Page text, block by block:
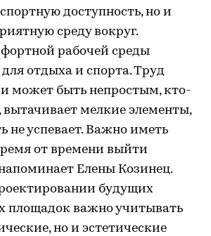
доступность, но и
среду вокруг.
рабочей среды
отдыха и спорта. Труд
может быть непростым, кто-
вытачивает мелкие элементы,
не успевает. Важно иметь
от времени выйти
Елены Козинец.
будущих
важно учитывать
но и эстетические